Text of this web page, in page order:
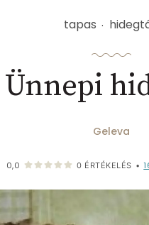
tapas
Ünnepi
Geleva
0,0 0 ÉRTÉKELÉS •